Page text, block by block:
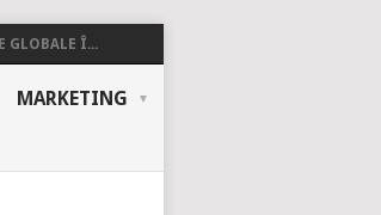
GLOBALE Î...
MARKETING